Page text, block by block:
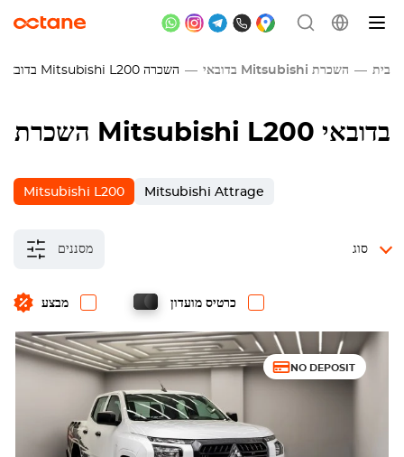
בית השכרת Mitsubishi בדובאי השכרה Mitsubishi L200 בדובאי
השכרת Mitsubishi L200 בדובאי
Mitsubishi L200 Mitsubishi Attrage
מסננים
מבצע כרטיס מועדון
סוג
NO DEPOSIT